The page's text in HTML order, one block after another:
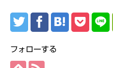
フォローする